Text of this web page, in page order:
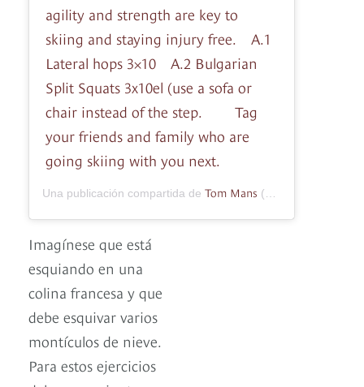
agility and strength are key to
skiing and staying injury free.⠀ A.1
Lateral hops 3×10⠀ A.2 Bulgarian
Split Squats 3x10el (use a sofa or
chair instead of the step. ⠀ ⠀ Tag
your friends and family who are
going skiing with you next.
Una publicación compartida de Tom Mans (@tommanspt) el
Imagínese que está
esquiando en una
colina francesa y que
debe esquivar varios
montículos de nieve.
Para estos ejercicios